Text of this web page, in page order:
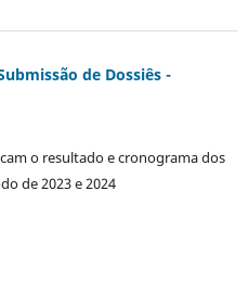
de Dossiês -
o resultado e cronograma dos
de 2023 e 2024